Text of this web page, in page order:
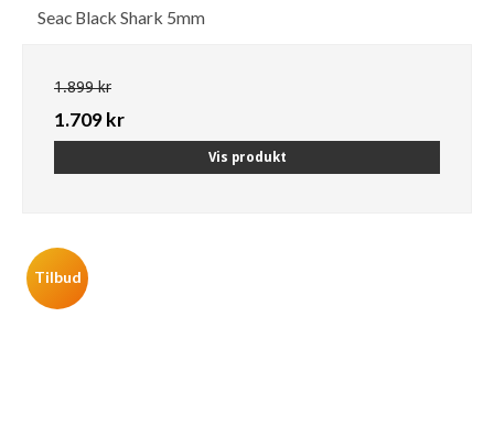
Seac Black Shark 5mm
1.899 kr
1.709 kr
Vis produkt
Tilbud